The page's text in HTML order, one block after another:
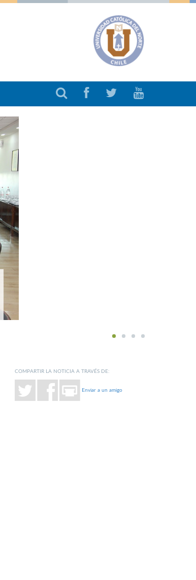
1 2 3 4
COMPARTIR LA NOTICIA A TRAVÉS DE:
Enviar a un amigo